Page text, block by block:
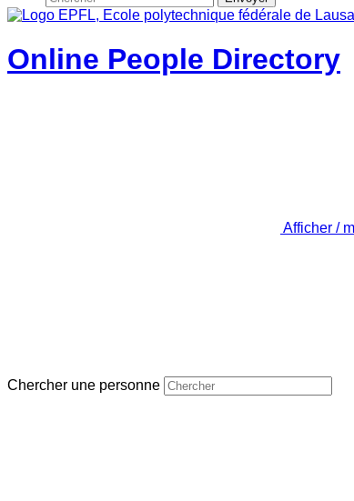
Online People Directory
Afficher /
Chercher une personne